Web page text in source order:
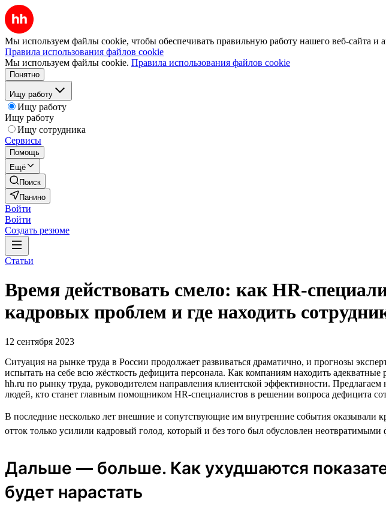
Мы используем файлы cookie, чтобы обеспечивать правильную работу нашего веб-сайта и
Правила использования файлов cookie
Мы используем файлы cookie. Правила использования файлов cookie
Понятно
Ищу работу
Ищу работу
Ищу работу
Ищу сотрудника
Сервисы
Помощь
Ещё
Поиск
Панино
Войти
Войти
Создать резюме
Статьи
Время действовать смело: как HR-
кадровых проблем и где находить
12 сентября 2023
Ситуация на рынке труда в России продолжает развиваться драматично, и прогнозы
испытать на себе всю жёсткость дефицита персонала. Как компаниям находить
hh.ru по рынку труда, руководителем направления клиентской эффективности.
людей, кто станет главным помощником HR-специалистов в решении вопроса дефицита
В последние несколько лет внешние и сопутствующие им внутренние события
отток только усилили кадровый голод, который и без того был обусловлен неотвратимыми
Дальше — больше. Как ухудшаются
будет нарастать